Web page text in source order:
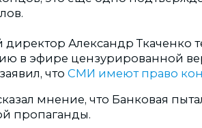
директор Александр Ткаченко
в эфире цензурированной
что СМИ имеют право
мнение, что Банковая
пропаганды.